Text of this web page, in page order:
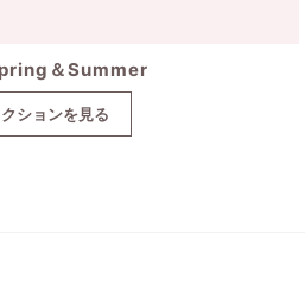
＆Summer
ションを見る